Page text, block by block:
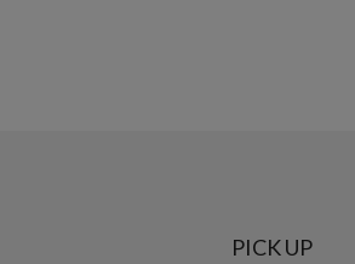
PICK UP